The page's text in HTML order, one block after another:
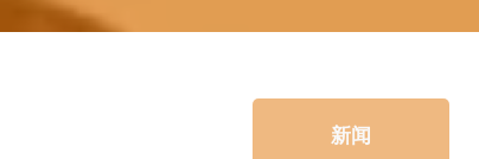
新闻